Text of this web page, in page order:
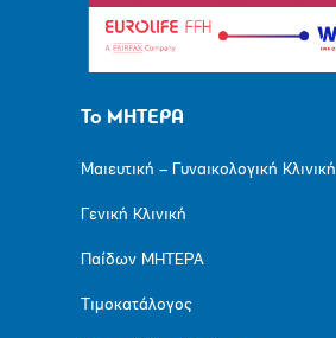
Το ΜΗΤΕΡΑ
Μαιευτική – Γυναικολογική Κλινική
Γενική Κλινική
Παίδων ΜΗΤΕΡΑ
Τιμοκατάλογος